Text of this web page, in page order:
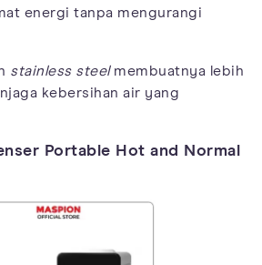
energi tanpa mengurangi
stainless steelmembuatnya lebih
kebersihan air yang
Portable Hot and Normal